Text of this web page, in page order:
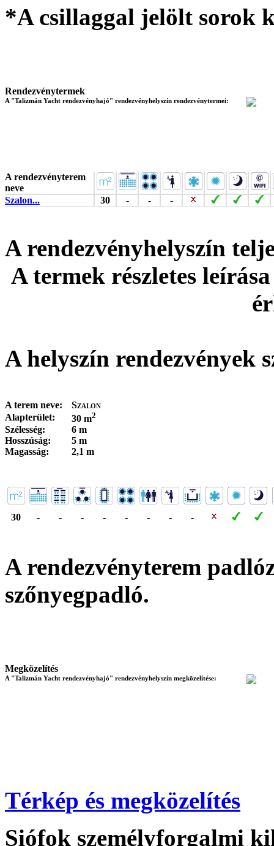
*A csillaggal jelölt sorok
Rendezvénytermek
A "Talizmán Yacht rendezvényhajó" rendezvényhelyszín rendezvénytermei:
A rendezvényterem
neve
Szalon...
30 - - -
A rendezvényhelyszín
A termek részletes
A helyszín rendezvények
A terem neve:
Szalon
Alapterület:
30 m2
Szélesség:
6 m
Hosszúság:
5 m
Magasság:
2,1 m
30 - - - - - - - -
A rendezvényterem
szőnyegpadló.
Megközelítés
A "Talizmán Yacht rendezvényhajó" rendezvényhelyszín megközelítése:
Térkép és megközelítés
Siófok személyforgalmi